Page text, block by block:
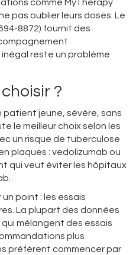
comme MyTherapy
pas oublier leurs doses. Le
8872) fournit des
inégal reste un problème
?
patient jeune, sévère, sans
le meilleur choix selon les
un risque de tuberculose
plaques : vedolizumab ou
qui veut éviter les hôpitaux
point : les essais
La plupart des données
mélangent des essais
plus
préfèrent commencer par